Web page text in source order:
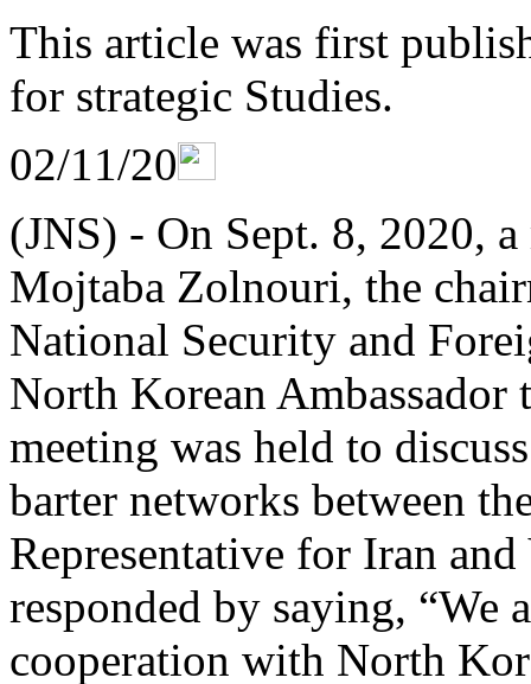
This article was first
for strategic Studies.
02/11/20
(JNS) - On Sept. 8, 2020,
Mojtaba Zolnouri, the
National Security and
North Korean
meeting was held to
barter networks between
Representative for Iran
responded by saying, “We
cooperation with North